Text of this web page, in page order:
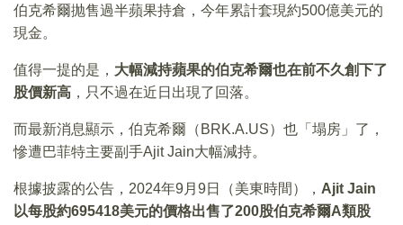
伯克希爾抛售過半蘋果持倉，今年累計套現約500億美元的
現金。
值得一提的是， 大幅減持蘋果的伯克希爾也在前不久創下了
股價新高 ，只不過在近日出現了回落。
而最新消息顯示，伯克希爾（BRK.A.US）也「塌房」了，
慘遭巴菲特主要副手Ajit Jain大幅減持。
根據披露的公告，2024年9月9日（美東時間）， Ajit Jain
以每股約695418美元的價格出售了200股伯克希爾A類股